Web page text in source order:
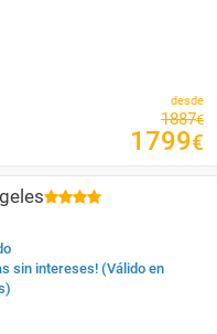
desde
1887€
1799€
sin intereses! (Válido en